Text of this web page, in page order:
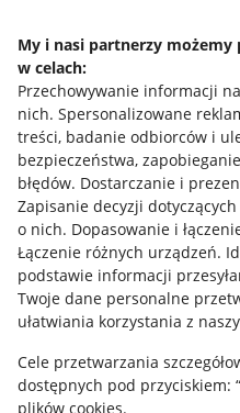
My i nasi partnerzy możemy
w celach:
Przechowywanie informacji
nich. Spersonalizowane
treści, badanie odbiorców i
bezpieczeństwa,
błędów. Dostarczanie i
Zapisanie decyzji
o nich. Dopasowanie i
Łączenie różnych urządzeń.
podstawie informacji
Twoje dane personalne
ułatwiania korzystania z
Cele przetwarzania
dostępnych pod przyciskiem:
plików cookies.
Allegro Gadane dla
Allegro Gadane dla
Mapa miejscowości
Informacje prawne
Regulamin
Polityka plików "cookies"
Ustawienia plików "cookies"
Udostępnianie lokalizacji
Informacje dla Aktu o